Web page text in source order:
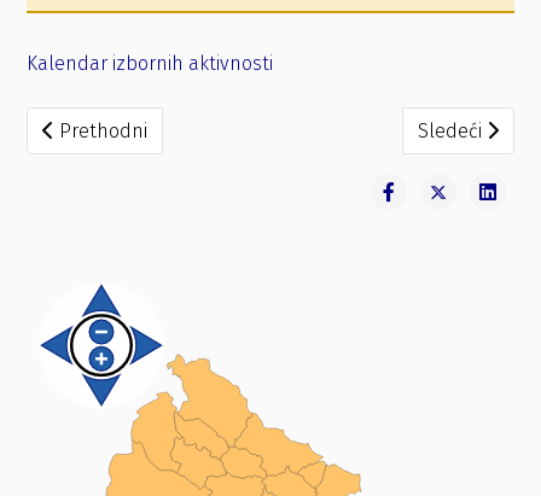
Kalendar izbornih aktivnosti
Prethodni članak: Rješenje o određivanju biračkih mjesta
Prethodni Sledeći
Sledeći